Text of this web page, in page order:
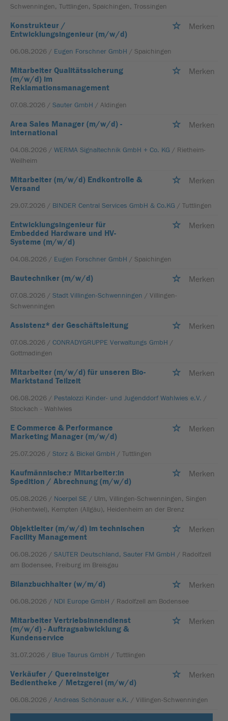
Schwenningen, Tuttlingen, Spaichingen, Trossingen
Konstrukteur /
Entwicklungsingenieur (m/w/d)
Merken
06.08.2026 / Eugen Forschner GmbH / Spaichingen
Mitarbeiter Qualitätssicherung
(m/w/d) im
Reklamationsmanagement
Merken
07.08.2026 / Sauter GmbH / Aldingen
Area Sales Manager (m/w/d) -
international
Merken
04.08.2026 / WERMA Signaltechnik GmbH + Co. KG / Rietheim-
Weilheim
Mitarbeiter (m/w/d) Endkontrolle &
Versand
Merken
29.07.2026 / BINDER Central Services GmbH & Co.KG / Tuttlingen
Entwicklungsingenieur für
Embedded Hardware und HV-
Systeme (m/w/d)
Merken
04.08.2026 / Eugen Forschner GmbH / Spaichingen
Bautechniker (m/w/d) Merken
07.08.2026 / Stadt Villingen-Schwenningen / Villingen-
Schwenningen
Assistenz* der Geschäftsleitung Merken
07.08.2026 / CONRADYGRUPPE Verwaltungs GmbH /
Gottmadingen
Mitarbeiter (m/w/d) für unseren Bio-
Marktstand Teilzeit
Merken
06.08.2026 / Pestalozzi Kinder- und Jugenddorf Wahlwies e.V. /
Stockach - Wahlwies
E Commerce & Performance
Marketing Manager (m/w/d)
Merken
25.07.2026 / Storz & Bickel GmbH / Tuttlingen
Kaufmännische:r Mitarbeiter:in
Spedition / Abrechnung (m/w/d)
Merken
05.08.2026 / Noerpel SE / Ulm, Villingen-Schwenningen, Singen
(Hohentwiel), Kempten (Allgäu), Heidenheim an der Brenz
Objektleiter (m/w/d) im technischen
Facility Management
Merken
06.08.2026 / SAUTER Deutschland, Sauter FM GmbH / Radolfzell
am Bodensee, Freiburg im Breisgau
Bilanzbuchhalter (w/m/d) Merken
06.08.2026 / NDI Europe GmbH / Radolfzell am Bodensee
Mitarbeiter Vertriebsinnendienst
(m/w/d) - Auftragsabwicklung &
Kundenservice
Merken
31.07.2026 / Blue Taurus GmbH / Tuttlingen
Verkäufer / Quereinsteiger
Bedientheke / Metzgerei (m/w/d)
Merken
06.08.2026 / Andreas Schönauer e.K. / Villingen-Schwenningen